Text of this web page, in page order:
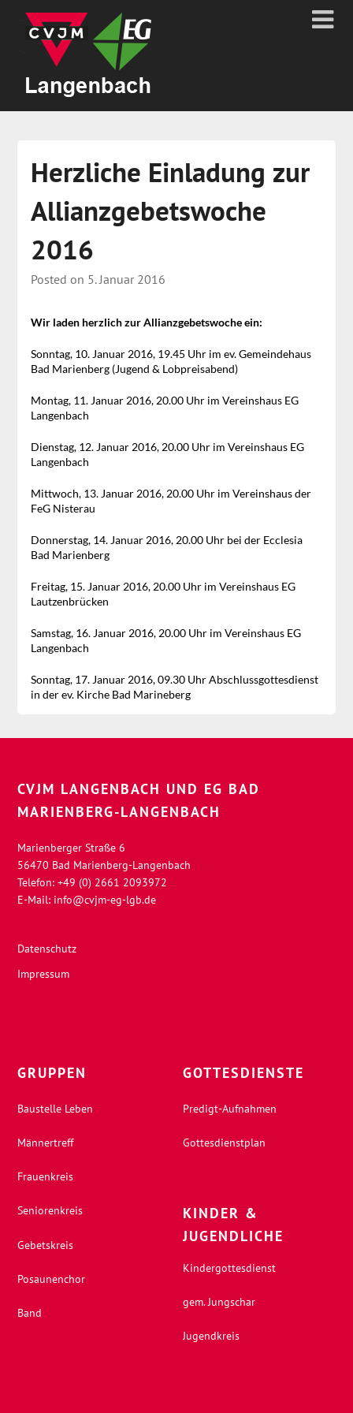
Herzliche Einladung zur
Allianzgebetswoche
2016
Posted on 5. Januar 2016
Wir laden herzlich zur Allianzgebetswoche ein:
Sonntag, 10. Januar 2016, 19.45 Uhr im ev. Gemeindehaus
Bad Marienberg (Jugend & Lobpreisabend)
Montag, 11. Januar 2016, 20.00 Uhr im Vereinshaus EG
Langenbach
Dienstag, 12. Januar 2016, 20.00 Uhr im Vereinshaus EG
Langenbach
Mittwoch, 13. Januar 2016, 20.00 Uhr im Vereinshaus der
FeG Nisterau
Donnerstag, 14. Januar 2016, 20.00 Uhr bei der Ecclesia
Bad Marienberg
Freitag, 15. Januar 2016, 20.00 Uhr im Vereinshaus EG
Lautzenbrücken
Samstag, 16. Januar 2016, 20.00 Uhr im Vereinshaus EG
Langenbach
Sonntag, 17. Januar 2016, 09.30 Uhr Abschlussgottesdienst
in der ev. Kirche Bad Marineberg
CVJM LANGENBACH UND EG BAD
MARIENBERG-LANGENBACH
Marienberger Straße 6
56470 Bad Marienberg-Langenbach
Telefon: +49 (0) 2661 2093972
E-Mail: info@cvjm-eg-lgb.de
Datenschutz
Impressum
GRUPPEN
Baustelle Leben
Männertreff
Frauenkreis
Seniorenkreis
Gebetskreis
Posaunenchor
Band
GOTTESDIENSTE
Predigt-Aufnahmen
Gottesdienstplan
KINDER &
JUGENDLICHE
Kindergottesdienst
gem. Jungschar
Jugendkreis